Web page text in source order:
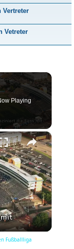
Vertreter
Vetreter
Playing
×
Fußballliga